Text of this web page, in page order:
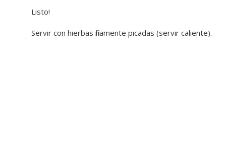
Listo!
Servir con hierbas finamente picadas (servir caliente).